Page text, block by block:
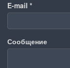
E-mail *
Сообщение